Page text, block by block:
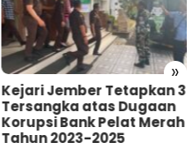
»
Pria Asal Lumajang
Tertangkap Warga
Sumberbaru Jember
saat akan Curi Kotak